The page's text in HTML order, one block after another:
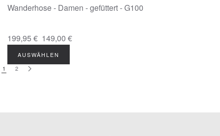
Wanderhose - Damen - gefüttert - G100
199,95 € 149,00 €
AUSWÄHLEN
1
2